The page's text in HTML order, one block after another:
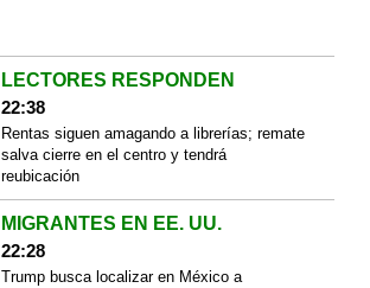
LECTORES RESPONDEN
22:38
Rentas siguen amagando a librerías; remate
salva cierre en el centro y tendrá
reubicación
MIGRANTES EN EE. UU.
22:28
Trump busca localizar en México a